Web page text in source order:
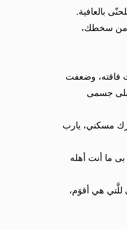
بالعافية.
من سخطك،
فاقته، وضعفت
بلى جسمى
مسكني، يارب
ما أنت أهله
للَّتي هي أقوَم،